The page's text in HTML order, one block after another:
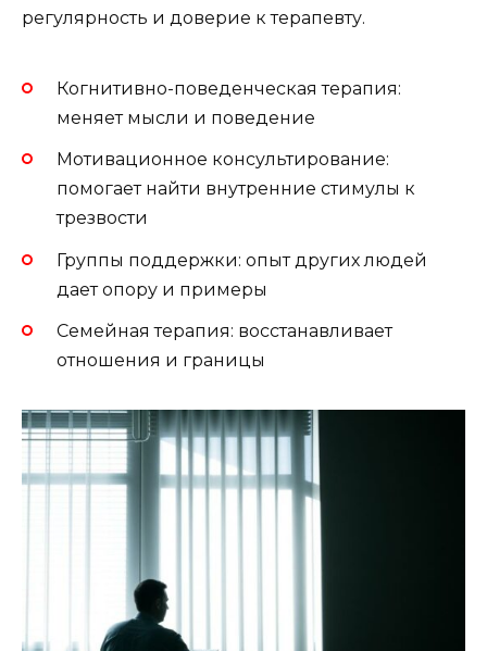
регулярность и доверие к терапевту.
Когнитивно-поведенческая терапия:
меняет мысли и поведение
Мотивационное консультирование:
помогает найти внутренние стимулы к
трезвости
Группы поддержки: опыт других людей
дает опору и примеры
Семейная терапия: восстанавливает
отношения и границы